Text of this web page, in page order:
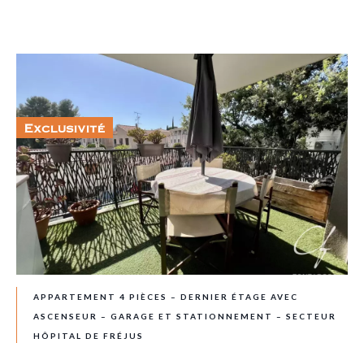
APPARTEMENT 4 PIÈCES – DERNIER ÉTAGE AVEC
ASCENSEUR – GARAGE ET STATIONNEMENT – SECTEUR
HÔPITAL DE FRÉJUS
Exclusivité